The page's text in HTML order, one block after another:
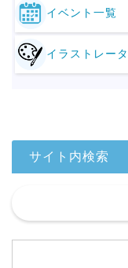
イベント一覧
イラストレー
サイト内検索